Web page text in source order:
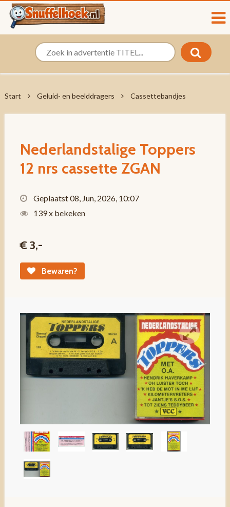
Start Geluid- en beelddragers Cassettebandjes
Nederlandstalige Toppers
12 nrs cassette ZGAN
Geplaatst 08, Jun, 2026, 10:07
139 x bekeken
€ 3,-
Bewaren?